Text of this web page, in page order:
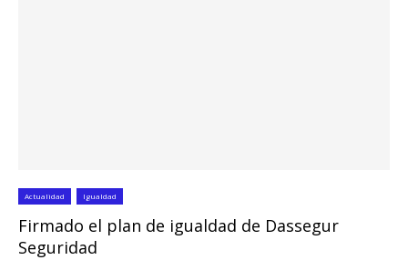
Actualidad Igualdad
Firmado el plan de igualdad de Dassegur
Seguridad